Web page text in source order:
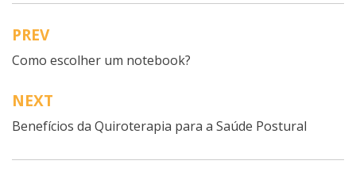
Navegação
de
artigos
PREV
Como escolher um notebook?
NEXT
Benefícios da Quiroterapia para a Saúde Postural